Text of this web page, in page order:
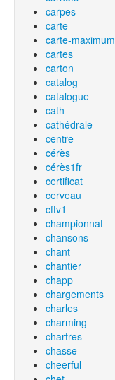
carpes
carte
carte-maximum
cartes
carton
catalog
catalogue
cath
cathédrale
centre
cérès
cérès1fr
certificat
cerveau
cftv1
championnat
chansons
chant
chantier
chapp
chargements
charles
charming
chartres
chasse
cheerful